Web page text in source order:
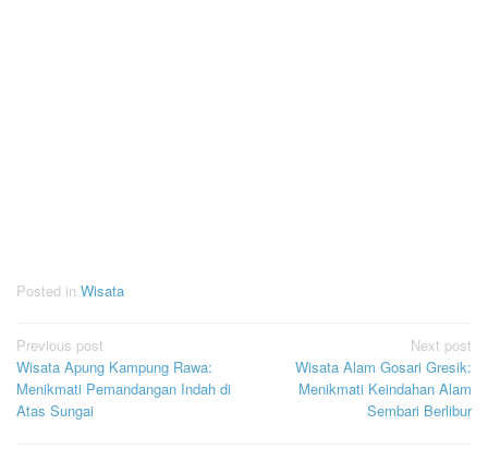
Posted in Wisata
Post
navigation
Previous post
Wisata Apung Kampung Rawa:
Menikmati Pemandangan Indah di
Atas Sungai
Next post
Wisata Alam Gosari Gresik:
Menikmati Keindahan Alam
Sembari Berlibur